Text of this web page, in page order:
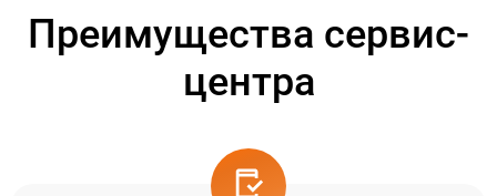
Преимущества сервис-
центра